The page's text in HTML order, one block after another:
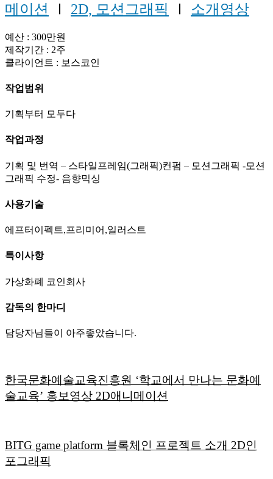
메이션
Ⅰ 2D, 모션그래픽 Ⅰ 소개영상
예산 : 300만원
제작기간 : 2주
클라이언트 : 보스코인
작업범위
기획부터 모두다
작업과정
기획 및 번역 – 스타일프레임(그래픽)컨펌 – 모션그래픽 -모션
그래픽 수정- 음향믹싱
사용기술
에프터이펙트,프리미어,일러스트
특이사항
가상화폐 코인회사
감독의 한마디
담당자님들이 아주좋았습니다.
한국문화예술교육진흥원 ‘학교에서 만나는 문화예
술교육’ 홍보영상 2D애니메이션
BITG game platform 블록체인 프로젝트 소개 2D인
포그래픽